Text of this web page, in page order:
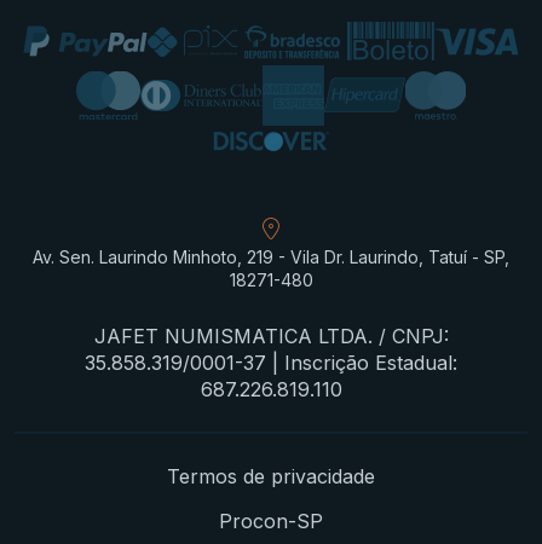
Av. Sen. Laurindo Minhoto, 219 - Vila Dr. Laurindo, Tatuí - SP,
18271-480
JAFET NUMISMATICA LTDA. / CNPJ:
35.858.319/0001-37 | Inscrição Estadual:
687.226.819.110
Termos de privacidade
Procon-SP